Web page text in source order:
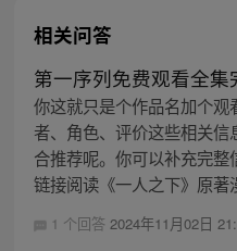
相关问答
第一序列免费观看全集
你这就只是个作品名加个
者、角色、评价这些相关
合推荐呢。你可以补充完
链接阅读《一人之下》原著
1 个回答 2024年11月02日